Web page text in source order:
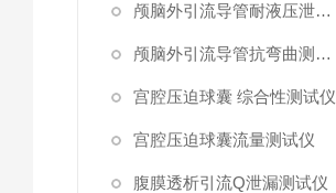
颅脑外引流导管耐液压泄漏测试仪
颅脑外引流导管抗弯曲测试仪
宫腔压迫球囊 综合性测试仪
宫腔压迫球囊流量测试仪
腹膜透析引流Q泄漏测试仪